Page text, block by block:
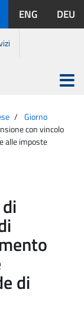
ENG DEU
Apri
menu
Giorno
con vincolo
alle imposte
di